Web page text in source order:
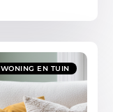
WONING EN TUIN